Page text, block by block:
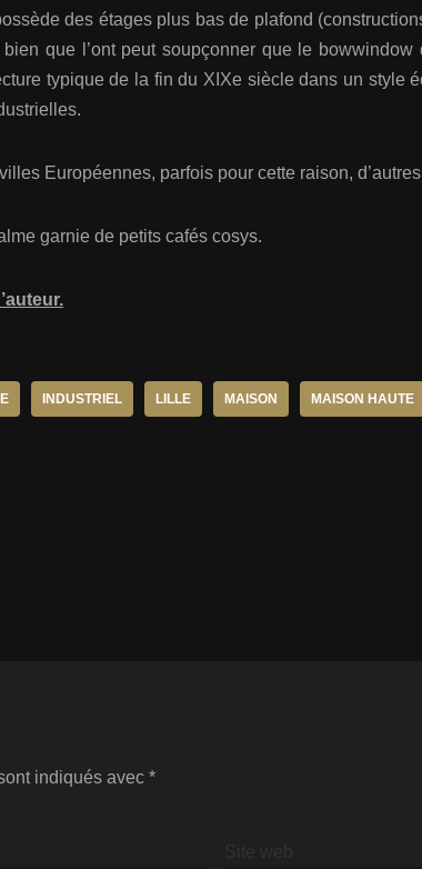
des étages plus bas de plafond
que l’ont peut soupçonner que le
typique de la fin du XIXe siècle dans un style
Européennes, parfois pour cette raison,
garnie de petits cafés cosys.
INDUSTRIEL LILLE MAISON MAISON HAUTE
indiqués avec *